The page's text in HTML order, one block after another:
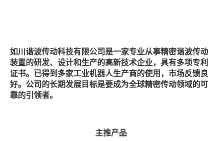
如川谐波传动科技有限公司是一家专业从事精密谐波传动
装置的研发、设计和生产的高新技术企业，具有多项专利
证书。已得到多家工业机器人生产商的使用，市场反馈良
好。公司的长期发展目标是要成为全球精密传动领域的可
靠的引领者。
主推产品